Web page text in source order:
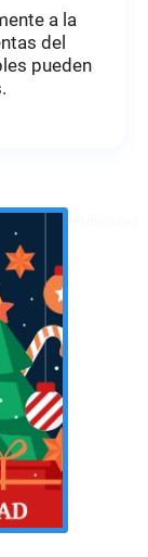
a la
del
pueden